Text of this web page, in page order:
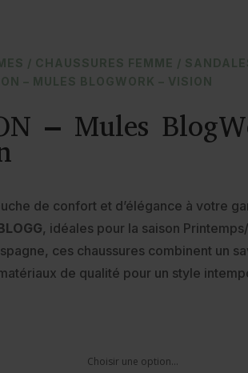
/ CHAUSSURES FEMME /
– MULES BLOGWORK – VISION
– Mules
de confort et d’élégance à votre
, idéales pour la saison
ces chaussures combinent un
de qualité pour un style